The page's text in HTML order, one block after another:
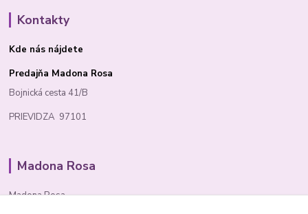
Kontakty
Kde nás nájdete
Predajňa Madona Rosa
Bojnická cesta 41/B
PRIEVIDZA 97101
Madona Rosa
Madona Rosa